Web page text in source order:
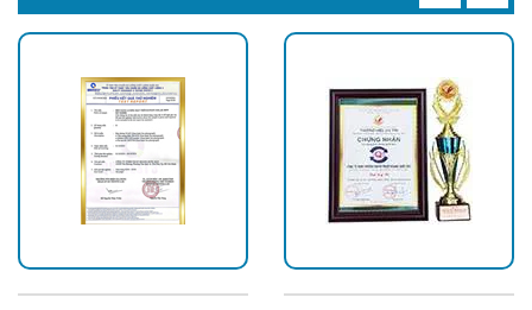
Pin là bộ phận quan trọng nhất và cũng là yếu tố then chốt
quyết định tuổi thọ của đèn.
Sử dụng pin Lithium ion BYD 3.2V, với phạm vi nhiệt độ hoạt
động từ -47° đến 75°, hiệu suất phóng điện là 95%, trong khi
so sánh độ sâu phóng điện của pin axit chì khoảng 65%.
Loại pin đảm bảo hiệu suất cao, bền bỉ, an toàn. Tuổi thọ lên